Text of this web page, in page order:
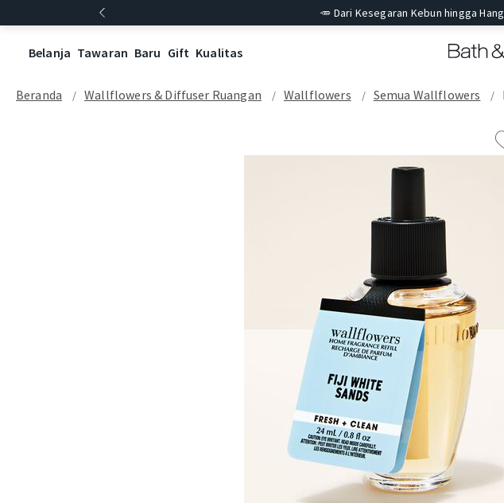
🥕 Dari Kesegaran Kebun hingga
Belanja Tawaran Baru Gift Kualitas
Beranda Wallflowers & Diffuser Ruangan Wallflowers Semua Wallflowers